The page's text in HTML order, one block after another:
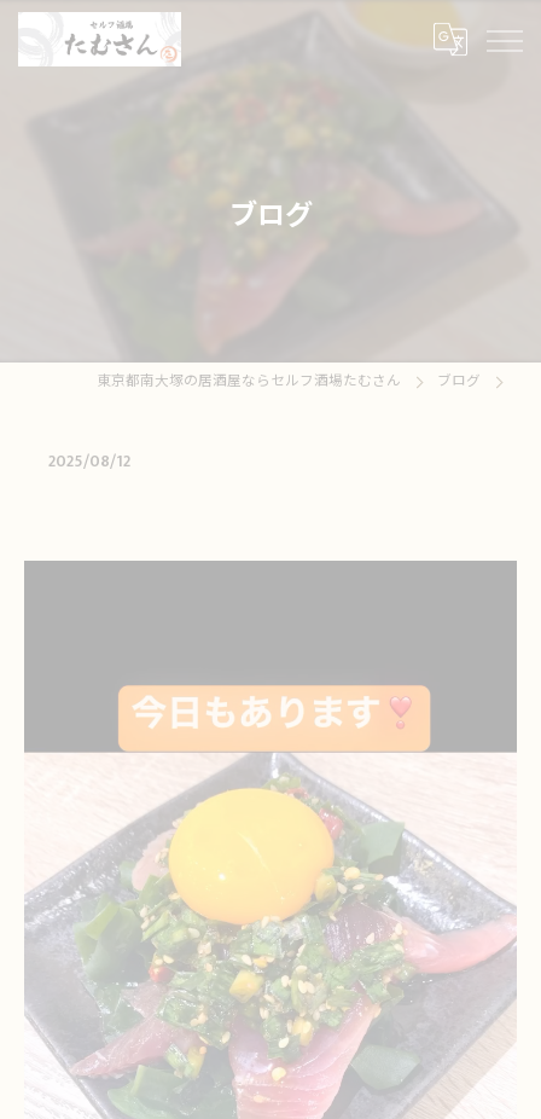
ブログ
東京都南大塚の居酒屋ならセルフ酒場たむさん ブログ
2025/08/12